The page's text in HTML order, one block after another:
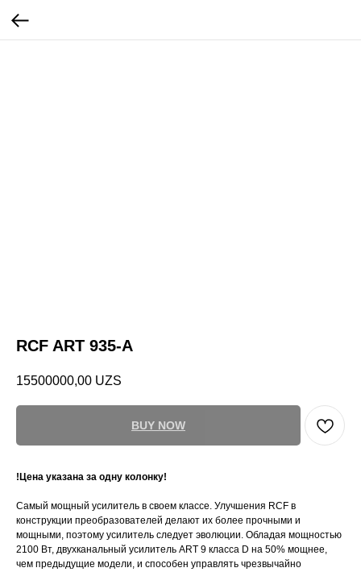
RCF ART 935-A
15500000,00 UZS
BUY NOW
!Цена указана за одну колонку!
Самый мощный усилитель в своем классе. Улучшения RCF в
конструкции преобразователей делают их более прочными и
мощными, поэтому усилитель следует эволюции. Обладая мощностью
2100 Вт, двухканальный усилитель ART 9 класса D на 50% мощнее,
чем предыдущие модели, и способен управлять чрезвычайно